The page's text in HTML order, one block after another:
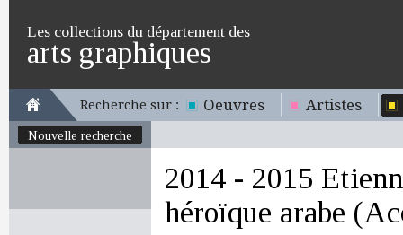
Les collections du département des
arts graphiques
Recherche sur : Oeuvres Artistes
Nouvelle recherche
2014 - 2015
héroïque arabe